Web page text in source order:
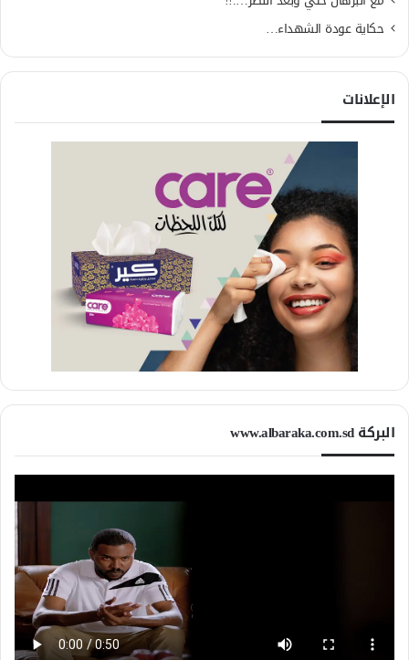
حكاية عودة الشهداء…
الإعلانات
البركة www.albaraka.com.sd